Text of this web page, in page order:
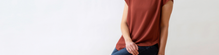
Freuen Sie sich auf ein
unverbindliches
Beratungsgespräch mit
„AHA!“-Erlebnis.